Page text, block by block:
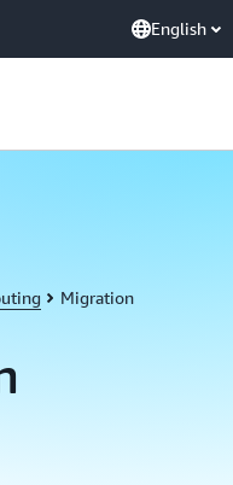
English
Migration